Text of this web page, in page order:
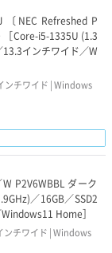
〔NEC Refreshed P
Core-i5-1335U (1.3
13.3インチワイド／W
ンチワイド | Windows
P2V6WBBL ダーク
／16GB／SSD2
Home］
ンチワイド | Windows